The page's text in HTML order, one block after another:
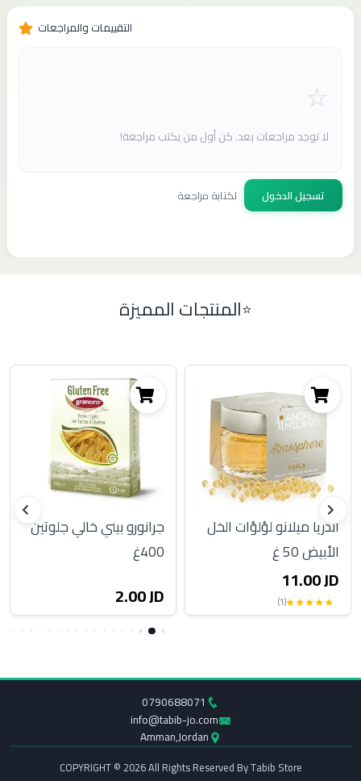
التقييمات والمراجعات
لا توجد مراجعات بعد. كن أول من يكتب مراجعة!
تسجيل الدخول لكتابة مراجعة
المنتجات المميزة
أندريا ميلانو لؤلؤات الخل
الأبيض 50 غ
11.00 JD
(1)
جرانورو بيني خالي جلوتين
400غ
2.00 JD
0790688071
info@tabib-jo.com
Amman,Jordan
COPYRIGHT © 2026 All Rights Reserved By Tabib Store